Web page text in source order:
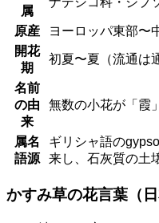
属
原産
ヨーロッパ東部〜
開花
期
初夏〜夏（流通は
名前
の由
来
無数の小花が「霞
属名
語源
ギリシャ語の
来し、石灰質の土
かすみ草の花言葉（日